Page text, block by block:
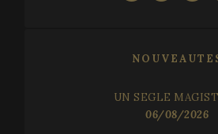
UN SEGLE
06/08/2026